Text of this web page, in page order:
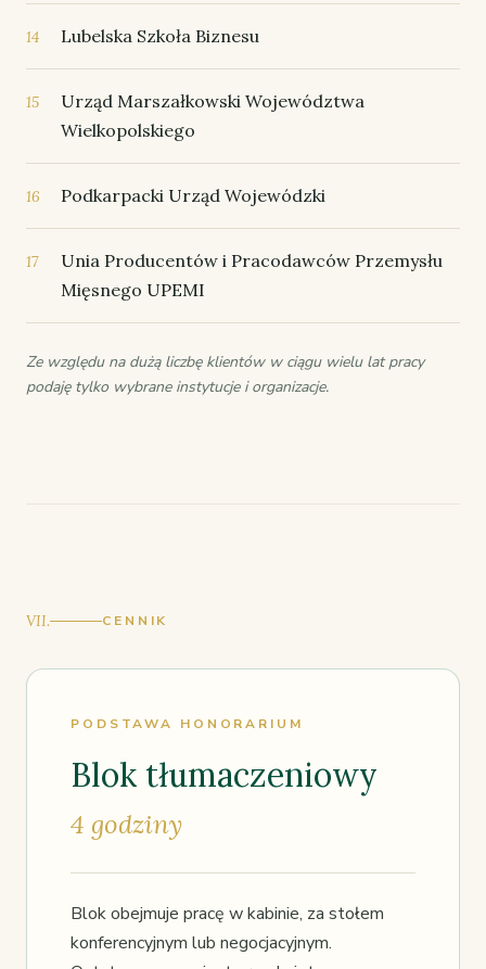
14 Lubelska Szkoła Biznesu
15
Urząd Marszałkowski Województwa
Wielkopolskiego
16 Podkarpacki Urząd Wojewódzki
17
Unia Producentów i Pracodawców Przemysłu
Mięsnego UPEMI
Ze względu na dużą liczbę klientów w ciągu wielu lat pracy
podaję tylko wybrane instytucje i organizacje.
VII. CENNIK
PODSTAWA HONORARIUM
Blok tłumaczeniowy
4 godziny
Blok obejmuje pracę w kabinie, za stołem
konferencyjnym lub negocjacyjnym.